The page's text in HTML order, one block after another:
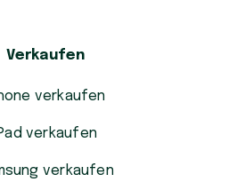
Verkaufen
verkaufen
verkaufen
verkaufen